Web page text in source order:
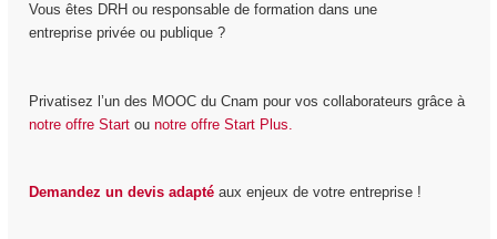
Vous êtes DRH ou responsable de formation dans une
entreprise privée ou publique ?
Privatisez l’un des MOOC du Cnam pour vos collaborateurs grâce à
notre offre Startou notre offre Start Plus.
Demandez un devis adaptéaux enjeux de votre entreprise !